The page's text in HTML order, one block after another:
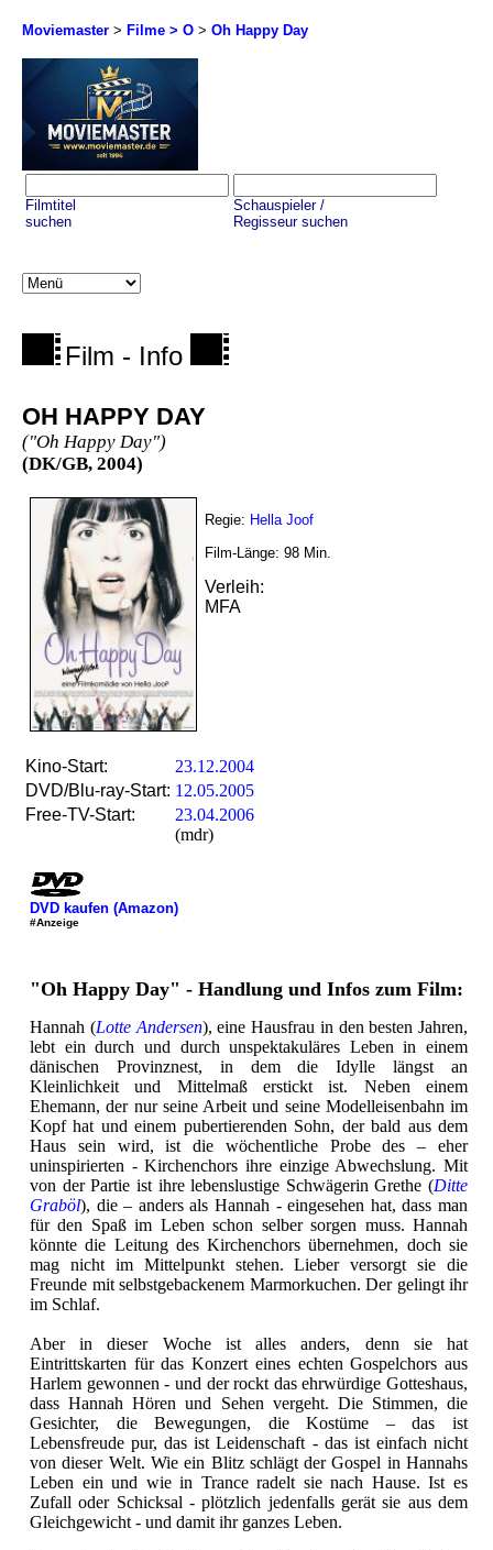
Moviemaster > Filme > O > Oh Happy Day
Filmtitel
suchen
Schauspieler /
Regisseur suchen
Film - Info
OH HAPPY DAY
("Oh Happy Day")
(DK/GB, 2004)
Regie: Hella Joof
Film-Länge: 98 Min.
Verleih:
MFA
Kino-Start:
23.12.2004
DVD/Blu-ray-Start: 12.05.2005
Free-TV-Start:
23.04.2006
(mdr)
DVD kaufen (Amazon)
#Anzeige
"Oh Happy Day" - Handlung und Infos zum Film:
Hannah (Lotte Andersen), eine Hausfrau in den besten Jahren,
lebt ein durch und durch unspektakuläres Leben in einem
dänischen Provinznest, in dem die Idylle längst an
Kleinlichkeit und Mittelmaß erstickt ist. Neben einem
Ehemann, der nur seine Arbeit und seine Modelleisenbahn im
Kopf hat und einem pubertierenden Sohn, der bald aus dem
Haus sein wird, ist die wöchentliche Probe des – eher
uninspirierten - Kirchenchors ihre einzige Abwechslung. Mit
von der Partie ist ihre lebenslustige Schwägerin Grethe (Ditte
Graböl), die – anders als Hannah - eingesehen hat, dass man
für den Spaß im Leben schon selber sorgen muss. Hannah
könnte die Leitung des Kirchenchors übernehmen, doch sie
mag nicht im Mittelpunkt stehen. Lieber versorgt sie die
Freunde mit selbstgebackenem Marmorkuchen. Der gelingt ihr
im Schlaf.
Aber in dieser Woche ist alles anders, denn sie hat
Eintrittskarten für das Konzert eines echten Gospelchors aus
Harlem gewonnen - und der rockt das ehrwürdige Gotteshaus,
dass Hannah Hören und Sehen vergeht. Die Stimmen, die
Gesichter, die Bewegungen, die Kostüme – das ist
Lebensfreude pur, das ist Leidenschaft - das ist einfach nicht
von dieser Welt. Wie ein Blitz schlägt der Gospel in Hannahs
Leben ein und wie in Trance radelt sie nach Hause. Ist es
Zufall oder Schicksal - plötzlich jedenfalls gerät sie aus dem
Gleichgewicht - und damit ihr ganzes Leben.